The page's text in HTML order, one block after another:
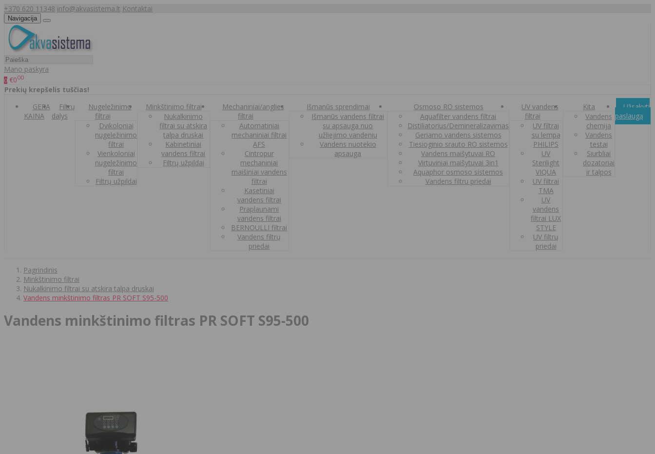
+370 620 11348 info@akvasistema.lt Kontaktai
Navigacija
Mano paskyra
0 €000
Prekių krepšelis tuščias!
GERA
KAINA
Filtrų
dalys
Nugeležinimo
filtrai
Dvikoloniai
nugeležinimo
filtrai
Vienkoloniai
nugeležinimo
filtrai
Filtrų užpildai
Minkštinimo filtrai
Nukalkinimo
filtrai su atskira
talpa druskai
Kabinetiniai
vandens filtrai
Filtrų užpildai
Mechaniniai/anglies
filtrai
Automatiniai
mechaniniai filtrai
AFS
Cintropur
mechaniniai
maišiniai vandens
filtrai
Kasetiniai
vandens filtrai
Praplaunami
vandens filtrai
BERNOULLI filtrai
Vandens filtrų
priedai
Išmanūs sprendimai
Išmanūs vandens filtrai
su apsauga nuo
užliejimo vandeniu
Vandens nuotekio
apsauga
Osmoso RO sistemos
Aquafilter vandens filtrai
Distiliatorius/Demineralizavimas
Geriamo vandens sistemos
Tiesioginio srauto RO sistemos
Vandens maišytuvai RO
Virtuviniai maišytuvai 3in1
Aquaphor osmoso sistemos
Vandens filtru priedai
UV vandens
filtrai
UV filtrai
su lempa
PHILIPS
UV
Sterilight
VIQUA
UV filtrai
TMA
UV
vandens
filtrai LUX
STYLE
UV filtrų
priedai
Kita
Vandens
chemija
Vandens
testai
Siurbliai
dozatoriai
ir talpos
Užsakyti
paslaugą
Pagrindinis
Minkštinimo filtrai
Nukalkinimo filtrai su atskira talpa druskai
Vandens minkštinimo filtras PR SOFT S95-500
Vandens minkštinimo filtras PR SOFT S95-500